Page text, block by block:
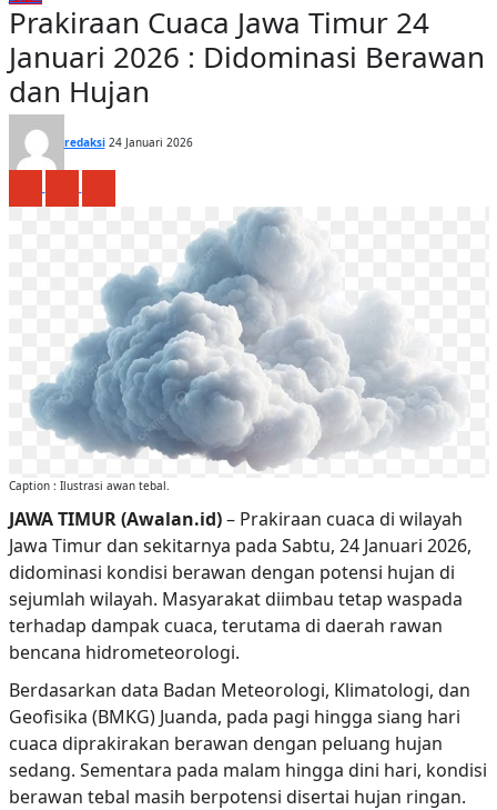
Prakiraan Cuaca Jawa Timur 24
Januari 2026 : Didominasi Berawan
dan Hujan
redaksi 24 Januari 2026
Caption : Ilustrasi awan tebal.
JAWA TIMUR (Awalan.id)– Prakiraan cuaca di wilayah
Jawa Timur dan sekitarnya pada Sabtu, 24 Januari 2026,
didominasi kondisi berawan dengan potensi hujan di
sejumlah wilayah. Masyarakat diimbau tetap waspada
terhadap dampak cuaca, terutama di daerah rawan
bencana hidrometeorologi.
Berdasarkan data Badan Meteorologi, Klimatologi, dan
Geofisika (BMKG) Juanda, pada pagi hingga siang hari
cuaca diprakirakan berawan dengan peluang hujan
sedang. Sementara pada malam hingga dini hari, kondisi
berawan tebal masih berpotensi disertai hujan ringan.